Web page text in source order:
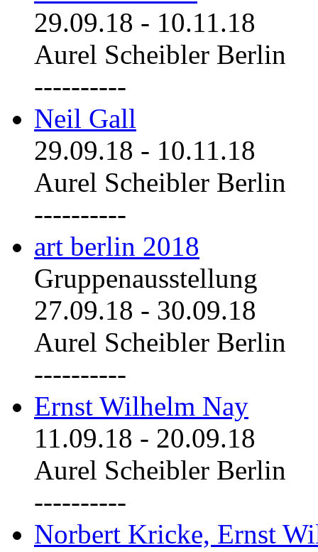
29.09.18 - 10.11.18
Aurel Scheibler Berlin
----------
Neil Gall
29.09.18 - 10.11.18
Aurel Scheibler Berlin
----------
art berlin 2018
Gruppenausstellung
27.09.18 - 30.09.18
Aurel Scheibler Berlin
----------
Ernst Wilhelm Nay
11.09.18 - 20.09.18
Aurel Scheibler Berlin
----------
Norbert Kricke, Ernst